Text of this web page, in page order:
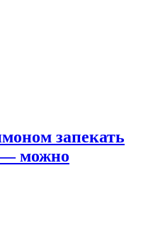
запекать
— можно